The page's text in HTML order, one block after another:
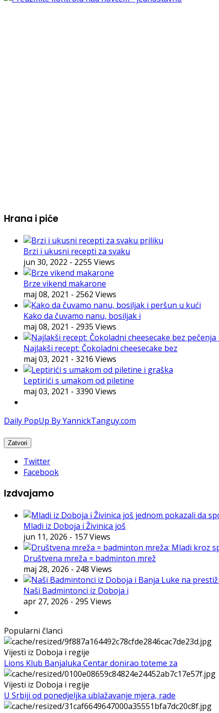
Hrana i piće
Brzi i ukusni recepti za svaku
jun 30, 2022 - 2255 Views
Brze vikend makarone
maj 08, 2021 - 2562 Views
Kako da čuvamo nanu, bosiljak i
maj 08, 2021 - 2935 Views
Najlakši recept: Čokoladni cheesecake bez
maj 03, 2021 - 3216 Views
Leptirići s umakom od piletine
maj 03, 2021 - 3390 Views
Daily PopUp By YannickTanguy.com
Twitter
Facebook
Izdvajamo
Mladi iz Doboja i Živinica još
jun 11, 2026 - 157 Views
Društvena mreža = badminton mrež
maj 28, 2026 - 248 Views
Naši Badmintonci iz Doboja i
apr 27, 2026 - 295 Views
Popularni članci
Vijesti iz Doboja i regije
Lions Klub Banjaluka Centar donirao toteme za
Vijesti iz Doboja i regije
U Srbiji od ponedjeljka ublažavanje mjera, rade